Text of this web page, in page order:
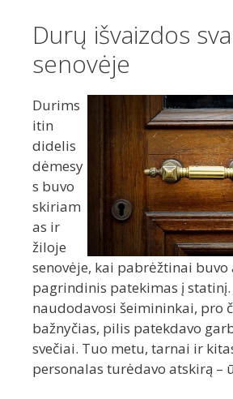
Durų išvaizdos
senovėje
Durims
itin
didelis
dėmesy
s buvo
skiriam
as ir
žiloje
senovėje, kai pabrėžtinai
pagrindinis patekimas į statinį.
naudodavosi šeimininkai, pro
bažnyčias, pilis patekdavo
svečiai. Tuo metu, tarnai ir
personalas turėdavo atskirą –